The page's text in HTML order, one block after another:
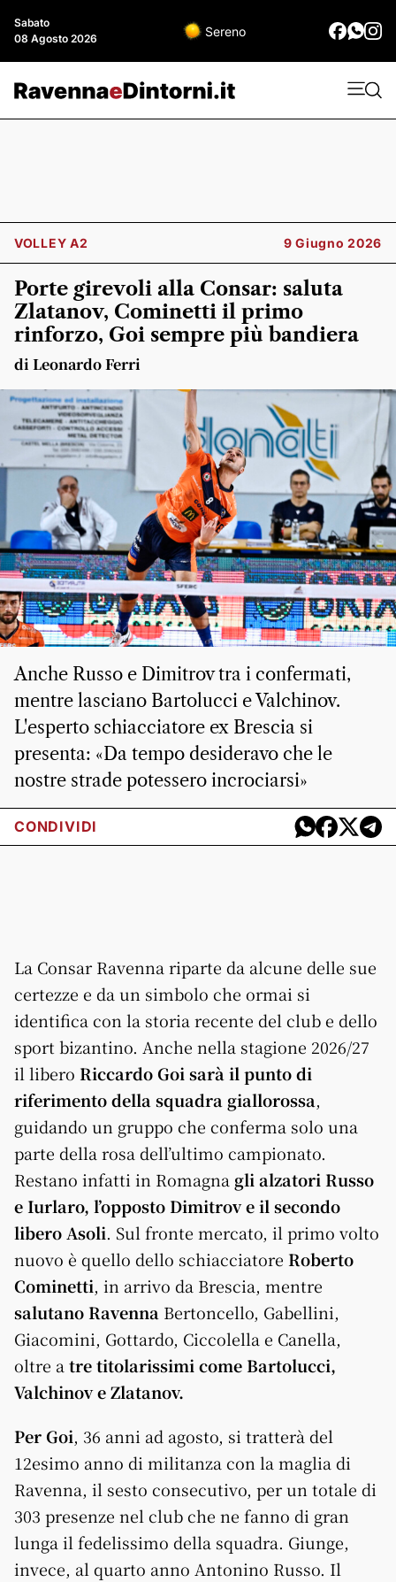
Sabato
08 Agosto 2026
Sereno
VOLLEY A2 9 Giugno 2026
Porte girevoli alla Consar: saluta
Zlatanov, Cominetti il primo
rinforzo, Goi sempre più bandiera
di Leonardo Ferri
Anche Russo e Dimitrov tra i confermati,
mentre lasciano Bartolucci e Valchinov.
L'esperto schiacciatore ex Brescia si
presenta: «Da tempo desideravo che le
nostre strade potessero incrociarsi»
CONDIVIDI
La Consar Ravenna riparte da alcune delle sue
certezze e da un simbolo che ormai si
identifica con la storia recente del club e dello
sport bizantino. Anche nella stagione 2026/27
il libero Riccardo Goi sarà il punto di
riferimento della squadra giallorossa,
guidando un gruppo che conferma solo una
parte della rosa dell’ultimo campionato.
Restano infatti in Romagna gli alzatori Russo
e Iurlaro, l’opposto Dimitrov e il secondo
libero Asoli. Sul fronte mercato, il primo volto
nuovo è quello dello schiacciatore Roberto
Cominetti, in arrivo da Brescia, mentre
salutano Ravenna Bertoncello, Gabellini,
Giacomini, Gottardo, Ciccolella e Canella,
oltre a tre titolarissimi come Bartolucci,
Valchinov e Zlatanov.
Per Goi, 36 anni ad agosto, si tratterà del
12esimo anno di militanza con la maglia di
Ravenna, il sesto consecutivo, per un totale di
303 presenze nel club che ne fanno di gran
lunga il fedelissimo della squadra. Giunge,
invece, al quarto anno Antonino Russo. Il